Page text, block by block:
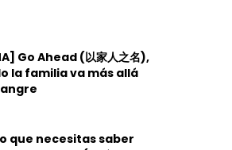
Go Ahead (以家人之名),
la familia va más allá
que necesitas saber